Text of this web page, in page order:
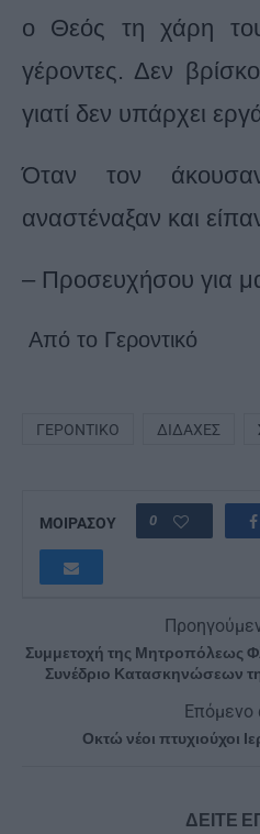
ο Θεός τη χάρη
γέροντες. Δεν
γιατί δεν υπάρχει
Όταν τον
αναστέναξαν και
– Προσευχήσου για
Από το Γεροντικό
ΓΕΡΟΝΤΙΚΌ ΔΙΔΑΧΈΣ
ΜΟΙΡΑΣΟΥ 0
Συμμετοχή της Μητροπόλεως
Συνέδριο Κατασκηνώσεων
Επόμενο
Οκτώ νέοι πτυχιούχοι
ΔΕΙΤΕ